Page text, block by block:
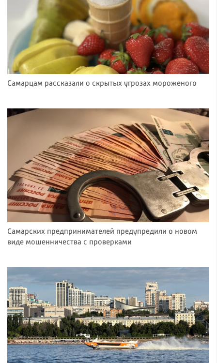
Самарцам рассказали о скрытых угрозах мороженого
Самарских предпринимателей предупредили о новом
виде мошенничества с проверками